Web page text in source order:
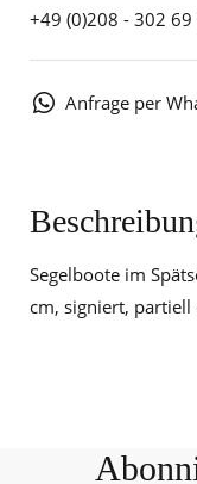
+49 (0)208 - 302 69
Anfrage per
Segelboote im
cm, signiert,